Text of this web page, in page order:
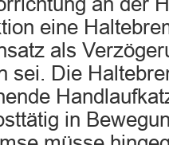
eine
als
sei. Die
in